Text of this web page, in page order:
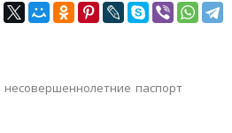
несовершеннолетние паспорт